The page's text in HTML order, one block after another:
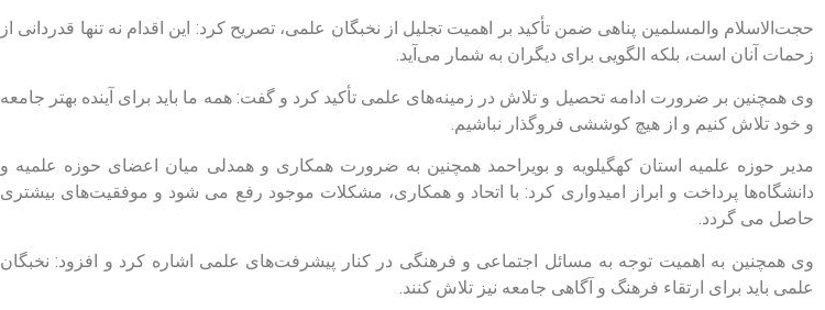
حجت‌الاسلام والمسلمین پناهی ضمن تأکید بر اهمیت تجلیل از نخبگان علمی، تصریح کرد: این اقدام نه تنها قدردانی از
زحمات آنان است، بلکه الگویی برای دیگران به شمار می‌آید.
وی همچنین بر ضرورت ادامه تحصیل و تلاش در زمینه‌های علمی تأکید کرد و گفت: همه ما باید برای آینده بهتر جامعه
و خود تلاش کنیم و از هیچ کوششی فروگذار نباشیم.
مدیر حوزه علمیه استان کهگیلویه و بویراحمد همچنین به ضرورت همکاری و همدلی میان اعضای حوزه علمیه و
دانشگاه‌ها پرداخت و ابراز امیدواری کرد: با اتحاد و همکاری، مشکلات موجود رفع می شود و موفقیت‌های بیشتری
حاصل می گردد.
وی همچنین به اهمیت توجه به مسائل اجتماعی و فرهنگی در کنار پیشرفت‌های علمی اشاره کرد و افزود: نخبگان
علمی باید برای ارتقاء فرهنگ و آگاهی جامعه نیز تلاش کنند.